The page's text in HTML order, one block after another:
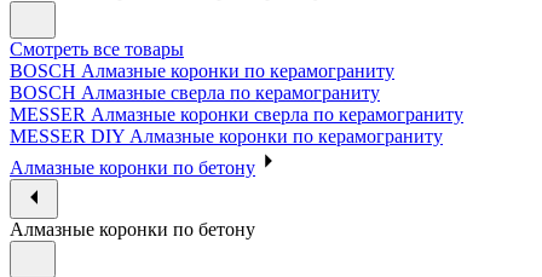
Смотреть все товары
BOSCH Алмазные коронки по керамограниту
BOSCH Алмазные сверла по керамограниту
MESSER Алмазные коронки сверла по керамограниту
MESSER DIY Алмазные коронки по керамограниту
Алмазные коронки по бетону
Алмазные коронки по бетону